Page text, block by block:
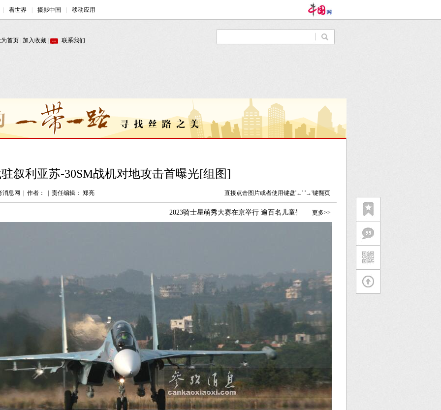
叙利亚苏-30SM战机对地攻击首曝光[组图]
消息网 作者： 责任编辑： 郑亮 直接点击图片或者使用键盘'←' '→'键翻页